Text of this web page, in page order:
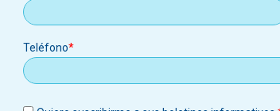
electrónico
Teléfono